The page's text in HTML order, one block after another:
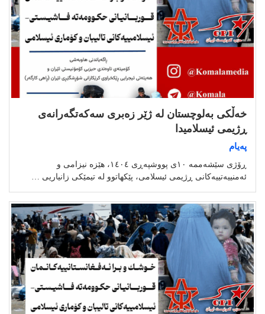
خەڵکی بەلوچستان لە ژێر زەبری سەکەتگەرانەی
ڕژیمی ئیسلامیدا
پەیام
ڕۆژی سێشەممە ١٠ی پووشپەڕی ١٤٠٤، هێزە نیزامی و
ئەمنییەتییەکانی ڕژیمی ئیسلامی، پێکهاتوو لە تیمێکی زانیاریی …